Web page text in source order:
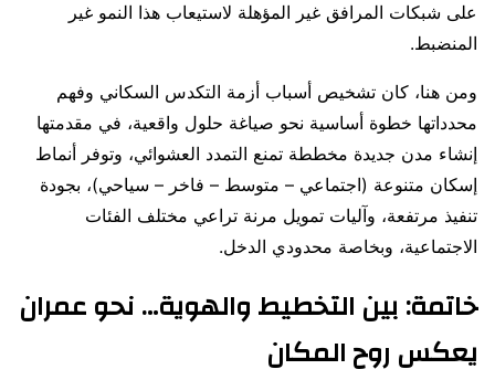
على شبكات المرافق غير المؤهلة لاستيعاب هذا النمو غير
المنضبط.
ومن هنا، كان تشخيص أسباب أزمة التكدس السكاني وفهم
محدداتها خطوة أساسية نحو صياغة حلول واقعية، في مقدمتها
إنشاء مدن جديدة مخططة تمنع التمدد العشوائي، وتوفر أنماط
إسكان متنوعة (اجتماعي – متوسط – فاخر – سياحي)، بجودة
تنفيذ مرتفعة، وآليات تمويل مرنة تراعي مختلف الفئات
الاجتماعية، وبخاصة محدودي الدخل.
خاتمة: بين التخطيط والهوية… نحو عمران
يعكس روح المكان